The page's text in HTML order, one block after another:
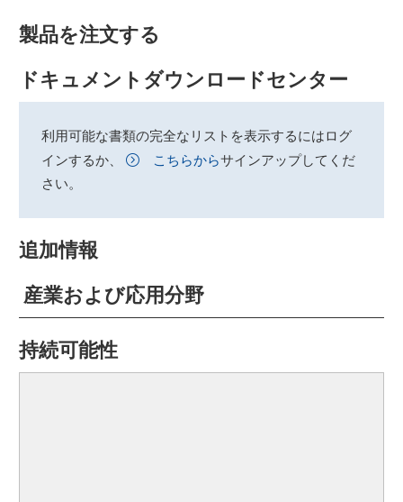
製品を注文する
ドキュメントダウンロードセンター
利用可能な書類の完全なリストを表示するにはログ
インするか、
こちらからサインアップしてくだ
さい。
追加情報
産業および応用分野
持続可能性